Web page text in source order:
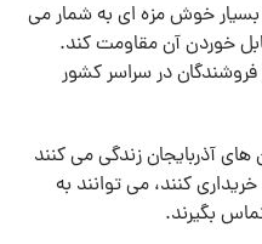
خوش مزه ای به شمار می
خوردن آن مقاومت کند.
در سراسر کشور
آذربایجان زندگی می کنند
خریداری کنند، می توانند به
بگیرند.